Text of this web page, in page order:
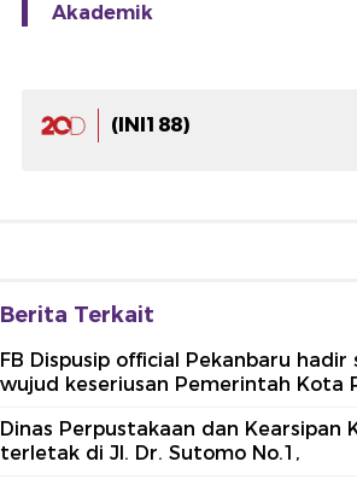
Akademik
(INI188)
Berita Terkait
FB Dispusip official Pekanbaru hadir
wujud keseriusan Pemerintah Kota
Dinas Perpustakaan dan Kearsipan
terletak di Jl. Dr. Sutomo No.1,